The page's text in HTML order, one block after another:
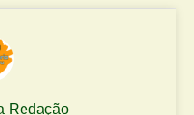
Redação